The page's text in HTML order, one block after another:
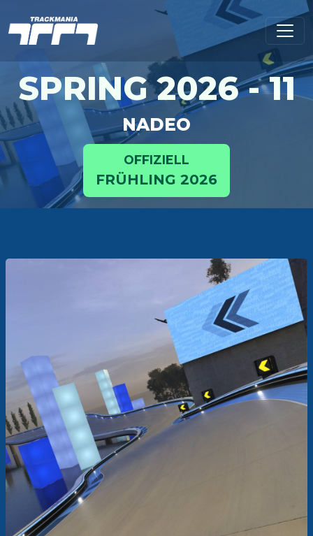
SPRING 2026 - 11
NADEO
OFFIZIELL
FRÜHLING 2026